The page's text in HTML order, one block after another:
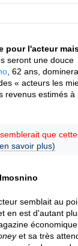
pour l'acteur
seront une douce
, 62 ans,
« acteurs les
revenus estimés à
que cette
savoir plus)
semblait au
en est d'autant
économique
et sa très